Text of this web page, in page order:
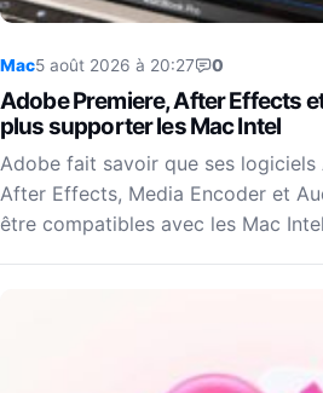
Mac5 août 2026 à 20:27 0
Adobe Premiere, After Effects
plus supporter les Mac Intel
Adobe fait savoir que ses logiciels
After Effects, Media Encoder et
être compatibles avec les Mac